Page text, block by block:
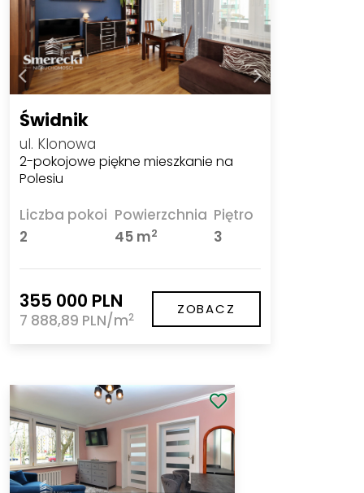
Świdnik
ul. Klonowa
2-pokojowe piękne mieszkanie na
Polesiu
Liczba pokoi
2
Powierzchnia
45 m2
Piętro
3
355 000 PLN
7 888,89 PLN/m2 ZOBACZ